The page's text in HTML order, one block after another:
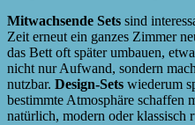
Mitwachsende Sets sind
Zeit erneut ein ganzes Zimmer
das Bett oft später umbauen,
nicht nur Aufwand, sondern
nutzbar. Design-Sets wiederum
bestimmte Atmosphäre schaffen
natürlich, modern oder klassisch